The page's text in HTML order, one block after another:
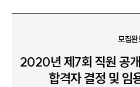
모집완
2020년 제7회 직원 공
합격자 결정 및 임